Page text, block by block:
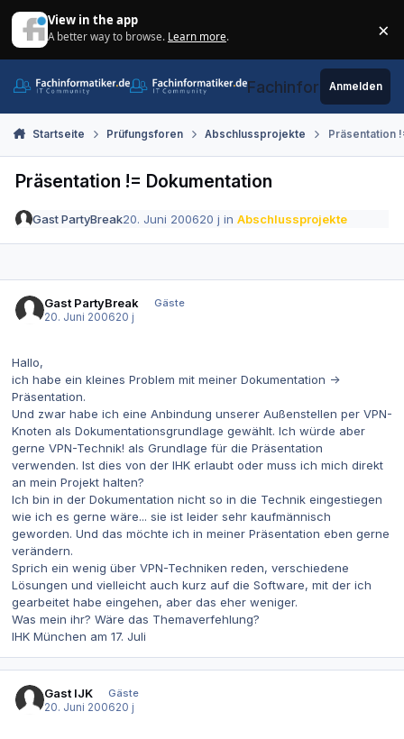
View in the app
A better way to browse. Learn more. ×
Fachinformatiker.de
Anmelden
Startseite Prüfungsforen Abschlussprojekte Präsentation
Präsentation != Dokumentation
Gast PartyBreak20. Juni 200620 j inAbschlussprojekte
Gast PartyBreak
Gäste
20. Juni 200620 j
Hallo,
ich habe ein kleines Problem mit meiner Dokumentation ->
Präsentation.
Und zwar habe ich eine Anbindung unserer Außenstellen per VPN-
Knoten als Dokumentationsgrundlage gewählt. Ich würde aber
gerne VPN-Technik! als Grundlage für die Präsentation
verwenden. Ist dies von der IHK erlaubt oder muss ich mich direkt
an mein Projekt halten?
Ich bin in der Dokumentation nicht so in die Technik eingestiegen
wie ich es gerne wäre... sie ist leider sehr kaufmännisch
geworden. Und das möchte ich in meiner Präsentation eben gerne
verändern.
Sprich ein wenig über VPN-Techniken reden, verschiedene
Lösungen und vielleicht auch kurz auf die Software, mit der ich
gearbeitet habe eingehen, aber das eher weniger.
Was mein ihr? Wäre das Themaverfehlung?
IHK München am 17. Juli
Gast IJK
Gäste
20. Juni 200620 j